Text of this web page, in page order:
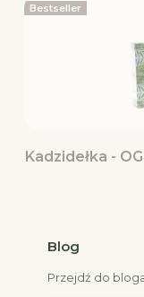
Bestseller
Kadzidełka -
Blog
Przejdź do